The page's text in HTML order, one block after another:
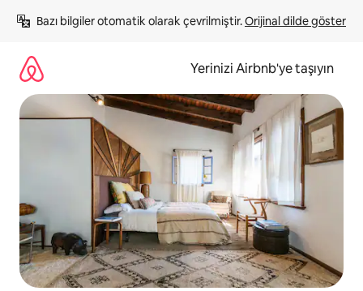
atla
Bazı bilgiler otomatik olarak çevrilmiştir. Orijinal dilde göster
Yerinizi Airbnb'ye taşıyın